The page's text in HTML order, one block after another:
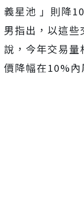
義星池 」則降
男指出，以這
說，今年交易
價降幅在10%內